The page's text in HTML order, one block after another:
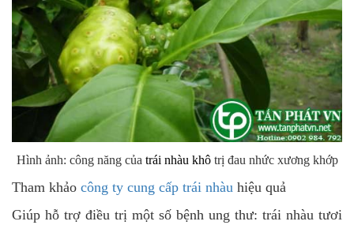
Hình ảnh: công năng của trái nhàu khôtrị đau nhức xương khớp
Tham khảo công ty cung cấp trái nhàu hiệu quả
Giúp hỗ trợ điều trị một số bệnh ung thư: trái nhàu tươi